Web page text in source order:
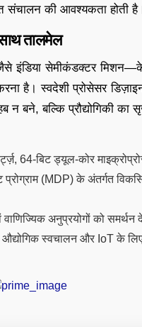
संचालन की आवश्यकता होती
तालमेल
इंडिया सेमीकंडक्टर
है। स्वदेशी प्रोसेसर
बने, बल्कि प्रौद्योगिकी का
64-बिट ड्यूल-कोर
(MDP) के अंतर्गत
अनुप्रयोगों को समर्थन
औद्योगिक स्वचालन और IoT के